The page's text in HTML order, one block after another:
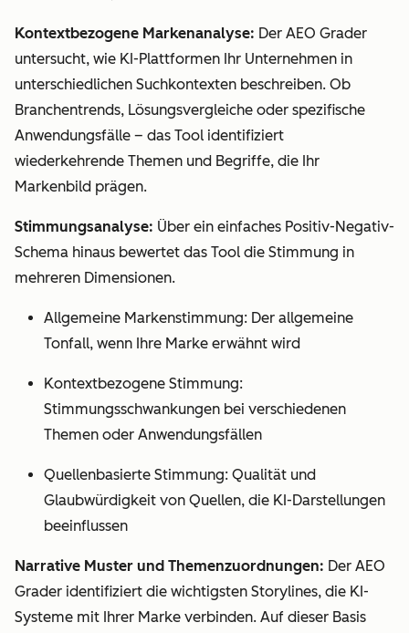
Kontextbezogene Markenanalyse: Der AEO Grader
untersucht, wie KI-Plattformen Ihr Unternehmen in
unterschiedlichen Suchkontexten beschreiben. Ob
Branchentrends, Lösungsvergleiche oder spezifische
Anwendungsfälle – das Tool identifiziert
wiederkehrende Themen und Begriffe, die Ihr
Markenbild prägen.
Stimmungsanalyse: Über ein einfaches Positiv-Negativ-
Schema hinaus bewertet das Tool die Stimmung in
mehreren Dimensionen.
Allgemeine Markenstimmung: Der allgemeine
Tonfall, wenn Ihre Marke erwähnt wird
Kontextbezogene Stimmung:
Stimmungsschwankungen bei verschiedenen
Themen oder Anwendungsfällen
Quellenbasierte Stimmung: Qualität und
Glaubwürdigkeit von Quellen, die KI-Darstellungen
beeinflussen
Narrative Muster und Themenzuordnungen: Der AEO
Grader identifiziert die wichtigsten Storylines, die KI-
Systeme mit Ihrer Marke verbinden. Auf dieser Basis